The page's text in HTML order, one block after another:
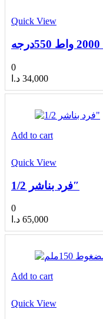
Quick View
0
34,000 د.ا
Add to cart
Quick View
فرد بناشر 1/2″
0
65,000 د.ا
Add to cart
Quick View